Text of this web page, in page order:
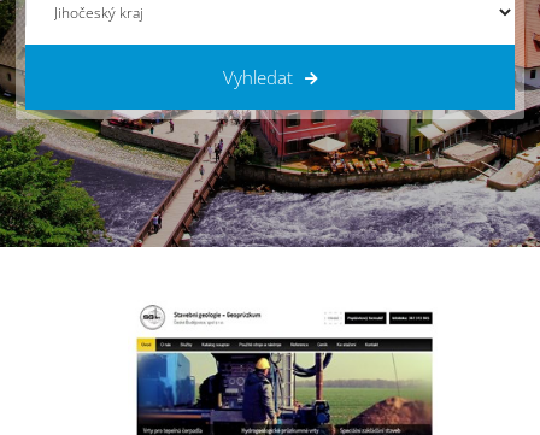
Vyhledat